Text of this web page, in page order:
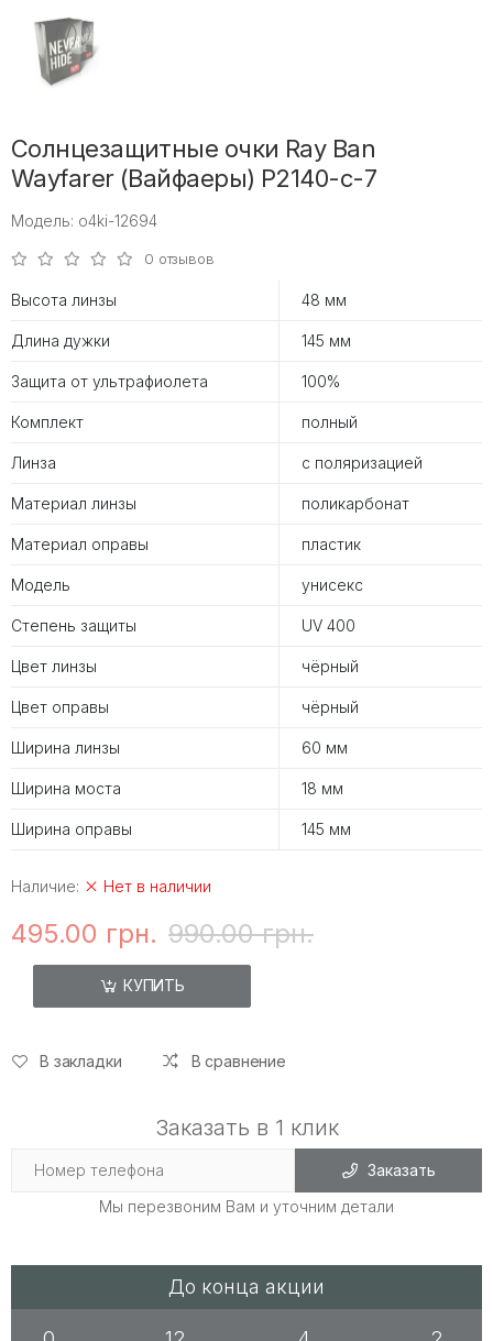
Солнцезащитные очки Ray Ban
Wayfarer (Вайфаеры) P2140-c-7
Модель: o4ki-12694
0 отзывов
Высота линзы 48 мм
Длина дужки 145 мм
Защита от ультрафиолета 100%
Комплект полный
Линза с поляризацией
Материал линзы поликарбонат
Материал оправы пластик
Модель унисекс
Степень защиты UV 400
Цвет линзы чёрный
Цвет оправы чёрный
Ширина линзы 60 мм
Ширина моста 18 мм
Ширина оправы 145 мм
Наличие: Нет в наличии
495.00 грн. 990.00 грн.
КУПИТЬ
В закладки В сравнение
Заказать в 1 клик
Заказать
Мы перезвоним Вам и уточним детали
До конца акции